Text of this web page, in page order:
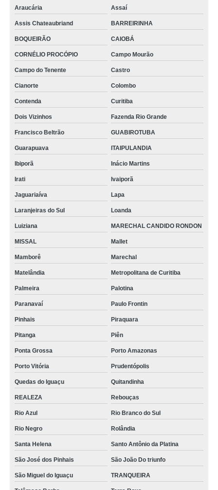
Araucária Assaí
Assis Chateaubriand BARREIRINHA
BOQUEIRÃO CAIOBÁ
CORNÉLIO PROCÓPIO Campo Mourão
Campo do Tenente Castro
Cianorte Colombo
Contenda Curitiba
Dois Vizinhos Fazenda Rio Grande
Francisco Beltrão GUABIROTUBA
Guarapuava ITAIPULANDIA
Ibiporã Inácio Martins
Irati Ivaiporã
Jaguariaíva Lapa
Laranjeiras do Sul Loanda
Luiziana MARECHAL CANDIDO RONDON
MISSAL Mallet
Mamborê Marechal
Matelândia Metropolitana de Curitiba
Palmeira Palotina
Paranavaí Paulo Frontin
Pinhais Piraquara
Pitanga Piên
Ponta Grossa Porto Amazonas
Porto Vitória Prudentópolis
Quedas do Iguaçu Quitandinha
REALEZA Rebouças
Rio Azul Rio Branco do Sul
Rio Negro Rolândia
Santa Helena Santo Antônio da Platina
São José dos Pinhais São João Do triunfo
São Miguel do Iguaçu TRANQUEIRA